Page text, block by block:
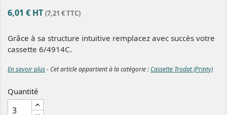
6,01 € HT (7,21 € TTC)
Grâce à sa structure intuitive remplacez avec succès votre
cassette 6/4914C.
En savoir plus- Cet article appartient à la catégorie :Cassette Trodat (Printy)
Quantité